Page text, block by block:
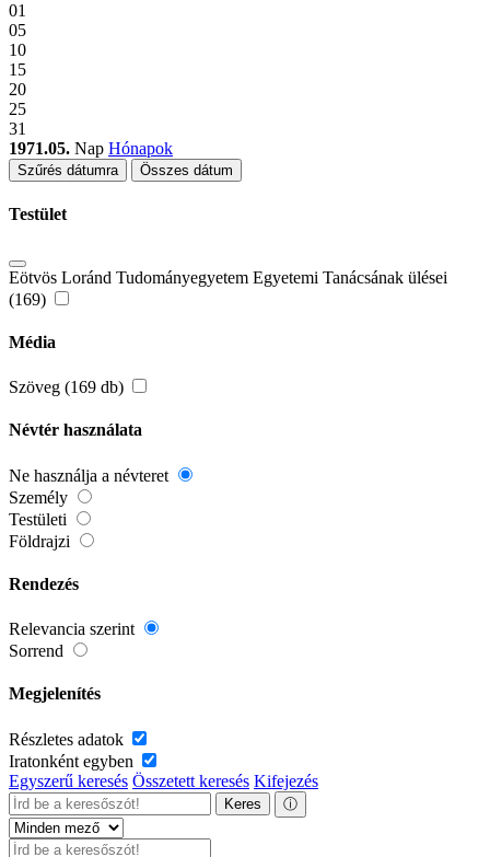
01
05
10
15
20
25
31
1971.05. Nap Hónapok
Szűrés dátumra Összes dátum
Testület
Eötvös Loránd Tudományegyetem Egyetemi Tanácsának ülései
(169)
Média
Szöveg (169 db)
Névtér használata
Ne használja a névteret
Személy
Testületi
Földrajzi
Rendezés
Relevancia szerint
Sorrend
Megjelenítés
Részletes adatok
Iratonként egyben
Egyszerű keresés Összetett keresés Kifejezés
Keres ⓘ